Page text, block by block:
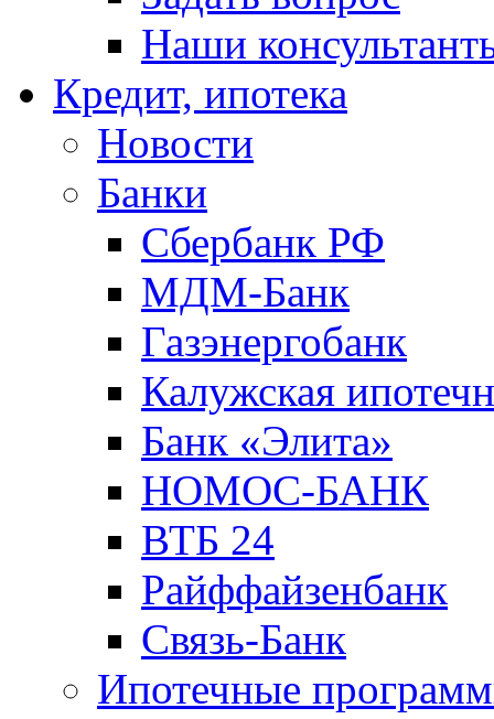
Наши
Кредит, ипотека
Новости
Банки
Сбербанк РФ
МДМ-Банк
Газэнергобанк
Калужская
Банк «Элита»
НОМОС-БАНК
ВТБ 24
Райффайзенбанк
Связь-Банк
Ипотечные